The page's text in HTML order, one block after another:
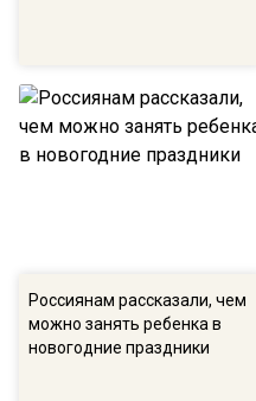
Россиянам рассказали, чем
можно занять ребенка в
новогодние праздники